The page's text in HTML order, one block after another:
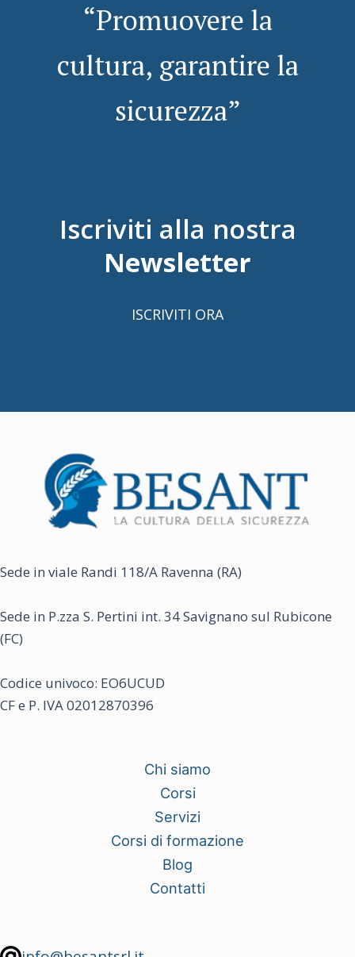
“Promuovere la
cultura, garantire la
sicurezza”
Iscriviti alla nostra
Newsletter
ISCRIVITI ORA
Sede in viale Randi 118/A Ravenna (RA)
Sede in P.zza S. Pertini int. 34 Savignano sul Rubicone
(FC)
Codice univoco: EO6UCUD
CF e P. IVA 02012870396
Chi siamo
Corsi
Servizi
Corsi di formazione
Blog
Contatti